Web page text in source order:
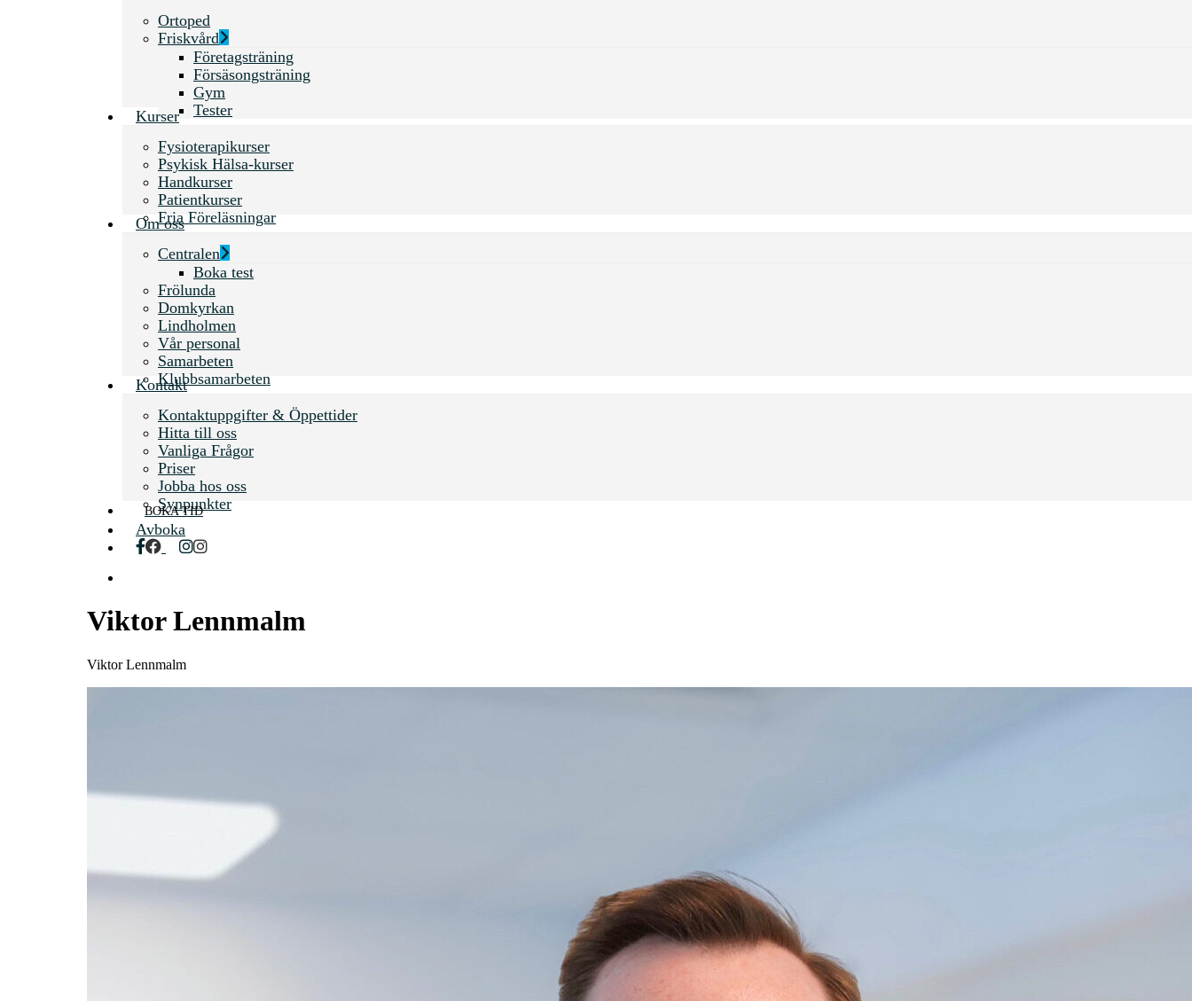
Ortoped
Friskvård
Företagsträning
Försäsongsträning
Gym
Tester
Kurser
Fysioterapikurser
Psykisk Hälsa-kurser
Handkurser
Patientkurser
Fria Föreläsningar
Om oss
Centralen
Boka test
Frölunda
Domkyrkan
Lindholmen
Vår personal
Samarbeten
Klubbsamarbeten
Kontakt
Kontaktuppgifter & Öppettider
Hitta till oss
Vanliga Frågor
Priser
Jobba hos oss
Synpunkter
BOKA TID
Avboka
facebookinstagram
Viktor Lennmalm
Viktor Lennmalm